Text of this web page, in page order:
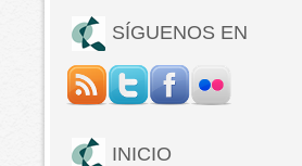
SÍGUENOS EN
INICIO